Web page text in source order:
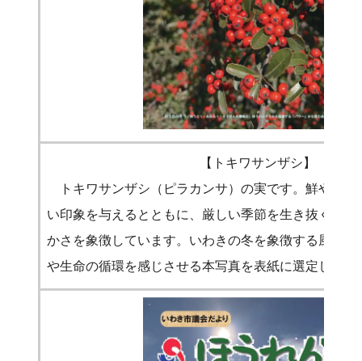
【トキワサンザシ】
トキワサンザシ（ピラカンサ）の実です。鮮やかな
い印象を与えるとともに、厳しい季節を生き抜く力
かさを象徴しています。いわきの冬を象徴する風景と
や生命の循環を感じさせる本写真を表紙に選定しまし